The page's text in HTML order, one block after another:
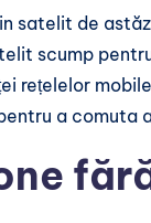
satelit de
scump
rețelelor
a comuta